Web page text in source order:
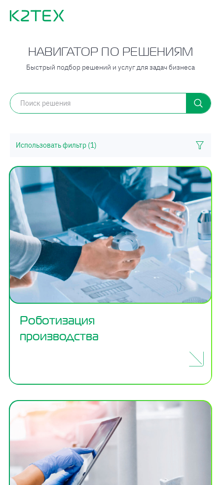
НАВИГАТОР ПО РЕШЕНИЯМ
Быстрый подбор решений и услуг для задач бизнеса
Использовать фильтр (1)
Роботизация
производства